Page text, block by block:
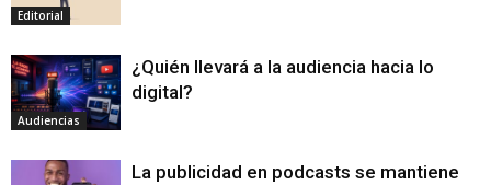
Editorial
Audiencias
¿Quién llevará a la audiencia hacia lo
digital?
La publicidad en podcasts se mantiene